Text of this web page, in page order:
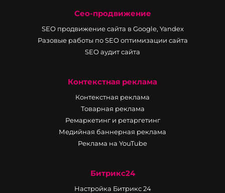
Сео-продвижение
SEO продвижение сайта в Google, Yandex
Разовые работы по SEO оптимизации сайта
SEO аудит сайта
Контекстная реклама
Контекстная реклама
Товарная реклама
Ремаркетинг и ретаргетинг
Медийная баннерная реклама
Реклама на YouTube
Битрикс24
Настройка Битрикс 24